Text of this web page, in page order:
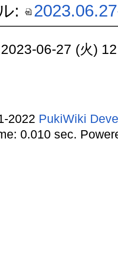
:
06-27 (火)
2022 PukiWiki
0.010 sec.